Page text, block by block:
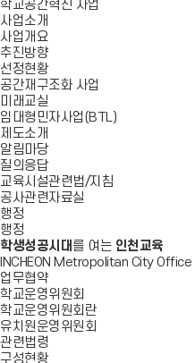
학교공간혁신 사업
사업소개
사업개요
추진방향
선정현황
공간재구조화 사업
미래교실
임대형민자사업(BTL)
제도소개
알림마당
질의응답
교육시설관련법/지침
공사관련자료실
행정
행정
학생성공시대 를 여는 인천교육
INCHEON Metropolitan City
업무협약
학교운영위원회
학교운영위원회란
유치원운영위원회
관련법령
구성현황